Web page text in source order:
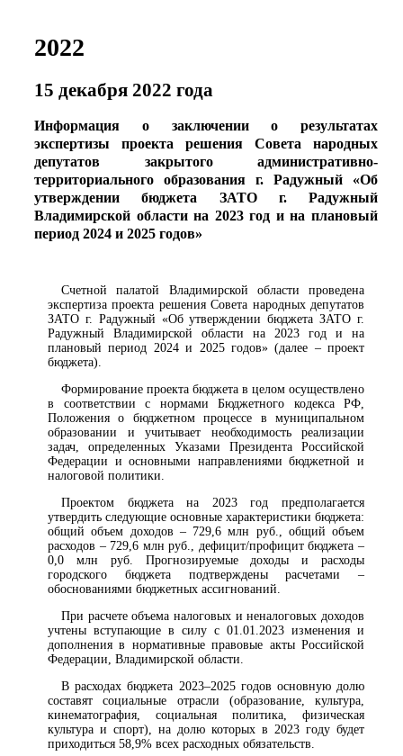
2022
15 декабря 2022 года
Информация о заключении о результатах
экспертизы проекта решения Совета народных
депутатов закрытого административно-
территориального образования г. Радужный «Об
утверждении бюджета ЗАТО г. Радужный
Владимирской области на 2023 год и на плановый
период 2024 и 2025 годов»
Счетной палатой Владимирской области проведена
экспертиза проекта решения Совета народных депутатов
ЗАТО г. Радужный «Об утверждении бюджета ЗАТО г.
Радужный Владимирской области на 2023 год и на
плановый период 2024 и 2025 годов» (далее – проект
бюджета).
Формирование проекта бюджета в целом осуществлено
в соответствии с нормами Бюджетного кодекса РФ,
Положения о бюджетном процессе в муниципальном
образовании и учитывает необходимость реализации
задач, определенных Указами Президента Российской
Федерации и основными направлениями бюджетной и
налоговой политики.
Проектом бюджета на 2023 год предполагается
утвердить следующие основные характеристики бюджета:
общий объем доходов – 729,6 млн руб., общий объем
расходов – 729,6 млн руб., дефицит/профицит бюджета –
0,0 млн руб. Прогнозируемые доходы и расходы
городского бюджета подтверждены расчетами –
обоснованиями бюджетных ассигнований.
При расчете объема налоговых и неналоговых доходов
учтены вступающие в силу с 01.01.2023 изменения и
дополнения в нормативные правовые акты Российской
Федерации, Владимирской области.
В расходах бюджета 2023–2025 годов основную долю
составят социальные отрасли (образование, культура,
кинематография, социальная политика, физическая
культура и спорт), на долю которых в 2023 году будет
приходиться 58,9% всех расходных обязательств.